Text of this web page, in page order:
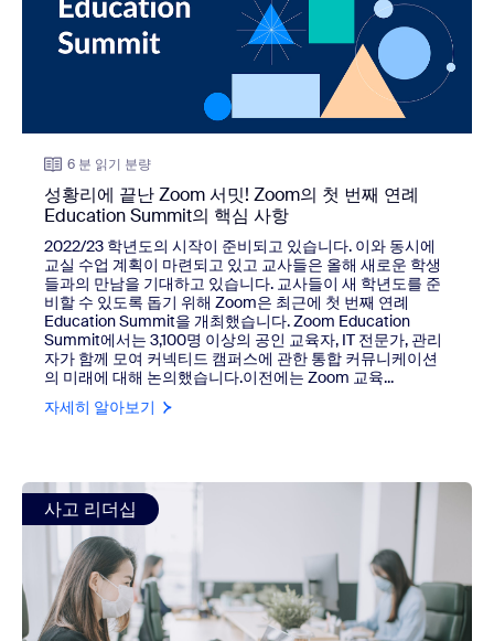
6 분 읽기 분량
성황리에 끝난 Zoom 서밋! Zoom의 첫 번째 연례
Education Summit의 핵심 사항
2022/23 학년도의 시작이 준비되고 있습니다. 이와 동시에
교실 수업 계획이 마련되고 있고 교사들은 올해 새로운 학생
들과의 만남을 기대하고 있습니다. 교사들이 새 학년도를 준
비할 수 있도록 돕기 위해 Zoom은 최근에 첫 번째 연례
Education Summit을 개최했습니다. Zoom Education
Summit에서는 3,100명 이상의 공인 교육자, IT 전문가, 관리
자가 함께 모여 커넥티드 캠퍼스에 관한 통합 커뮤니케이션
의 미래에 대해 논의했습니다.이전에는 Zoom 교육...
자세히 알아보기
view: 원격 근무가 보편화되는 가운데, 운영 복원력에 대해
사고 리더십